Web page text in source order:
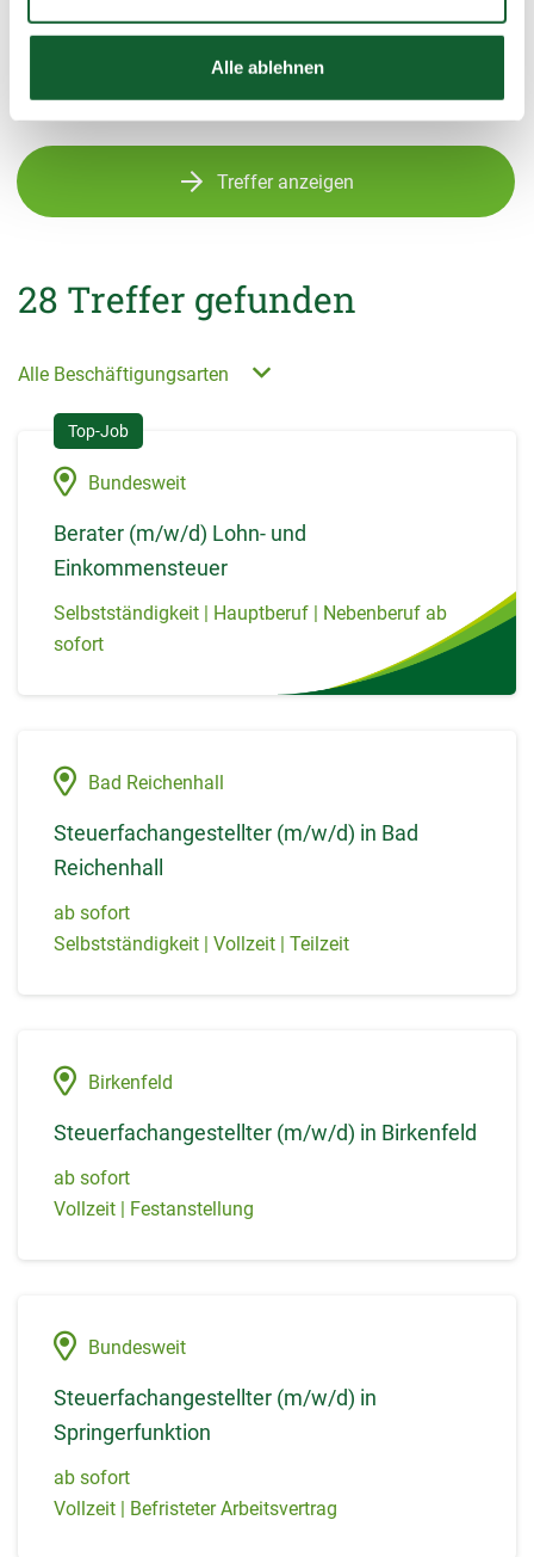
Alle ablehnen
Treffer anzeigen
28 Treffer gefunden
Alle Beschäftigungsarten
Bundesweit
Berater (m/w/d) Lohn- und
Einkommensteuer
Selbstständigkeit | Hauptberuf | Nebenberuf ab
sofort
Bad Reichenhall
Steuerfachangestellter (m/w/d) in Bad
Reichenhall
ab sofort
Selbstständigkeit | Vollzeit | Teilzeit
Birkenfeld
Steuerfachangestellter (m/w/d) in Birkenfeld
ab sofort
Vollzeit | Festanstellung
Bundesweit
Steuerfachangestellter (m/w/d) in
Springerfunktion
ab sofort
Vollzeit | Befristeter Arbeitsvertrag